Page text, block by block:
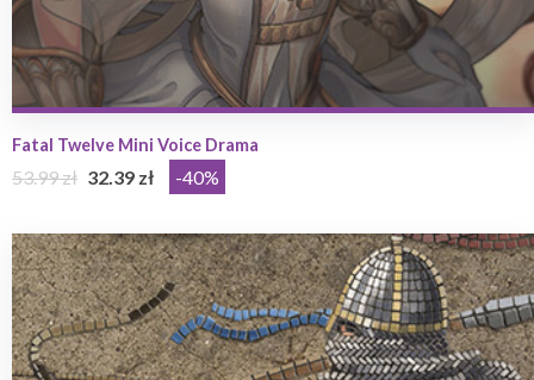
Fatal Twelve Mini Voice Drama
53.99 zł 32.39 zł -40%